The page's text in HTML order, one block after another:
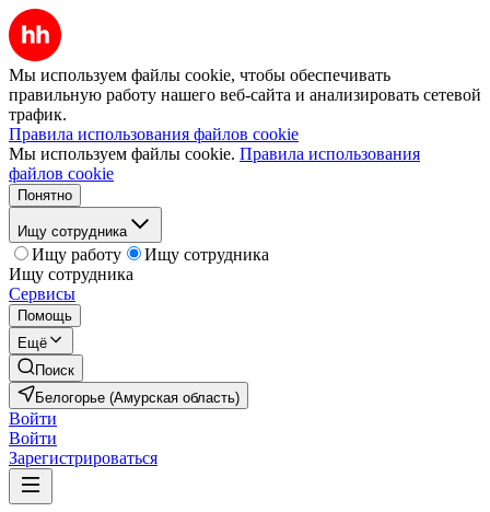
Мы используем файлы cookie, чтобы обеспечивать
правильную работу нашего веб-сайта и анализировать сетевой
трафик.
Правила использования файлов cookie
Мы используем файлы cookie. Правила использования
файлов cookie
Понятно
Ищу сотрудника
Ищу работу
Ищу сотрудника
Ищу сотрудника
Сервисы
Помощь
Ещё
Поиск
Белогорье (Амурская область)
Войти
Войти
Зарегистрироваться